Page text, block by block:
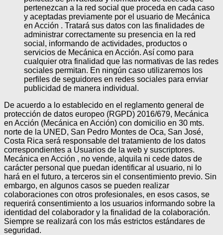
pertenezcan a la red social que proceda en cada caso
y aceptadas previamente por el usuario de Mecánica
en Acción . Tratará sus datos con las finalidades de
administrar correctamente su presencia en la red
social, informando de actividades, productos o
servicios de Mecánica en Acción. Así como para
cualquier otra finalidad que las normativas de las redes
sociales permitan. En ningún caso utilizaremos los
perfiles de seguidores en redes sociales para enviar
publicidad de manera individual.
De acuerdo a lo establecido en el reglamento general de
protección de datos europeo (RGPD) 2016/679, Mecánica
en Acción (Mecánica en Acción) con domicilio en 30 mts.
norte de la UNED, San Pedro Montes de Oca, San José,
Costa Rica será responsable del tratamiento de los datos
correspondientes a Usuarios de la web y suscriptores.
Mecánica en Acción , no vende, alquila ni cede datos de
carácter personal que puedan identificar al usuario, ni lo
hará en el futuro, a terceros sin el consentimiento previo. Sin
embargo, en algunos casos se pueden realizar
colaboraciones con otros profesionales, en esos casos, se
requerirá consentimiento a los usuarios informando sobre la
identidad del colaborador y la finalidad de la colaboración.
Siempre se realizará con los más estrictos estándares de
seguridad.